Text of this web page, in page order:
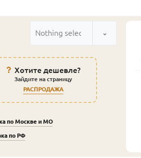
Nothing selected
Хотите дешевле?
Зайдите на страницу
РАСПРОДАЖА
по Москве и МО
по РФ